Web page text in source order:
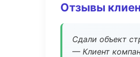
Отзывы
Сдали объект
— Клиент